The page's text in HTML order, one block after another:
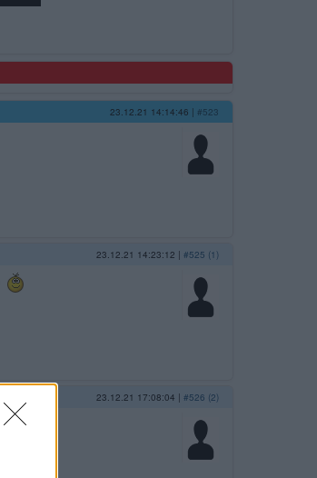
23.12.21 14:14:46 | #523
23.12.21 14:23:12 | #525 (1)
23.12.21 17:08:04 | #526 (2)